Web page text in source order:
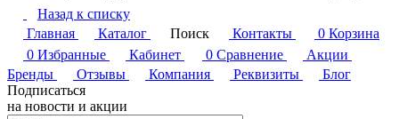
Назад к списку
Главная
Каталог Поиск Контакты 0 Корзина
0 Избранные Кабинет 0 Сравнение
Акции
Бренды
Отзывы Компания Реквизиты
Блог
Подписаться
на новости и акции